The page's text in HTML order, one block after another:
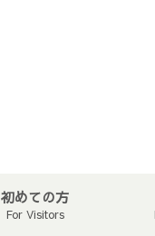
初めての方
For Visitors